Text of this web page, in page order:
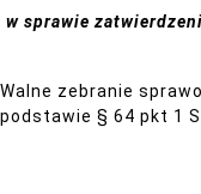
w sprawie
Walne zebranie
podstawie § 64 pkt 1